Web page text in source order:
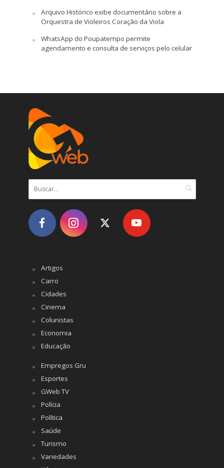
Arquivo Histórico exibe documentário sobre a
Orquestra de Violeiros Coração da Viola
WhatsApp do Poupatempo permite
agendamento e consulta de serviços pelo celular
Artigos
Carro
Cidades
Cinema
Colunistas
Economia
Educação
Empregos Gru
Esportes
GWeb TV
Polícia
Política
Saúde
Turismo
Variedades